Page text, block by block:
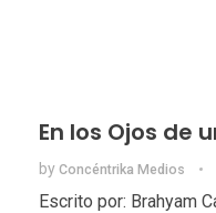
En los Ojos de
by Concéntrika Medios
Escrito por: Brahyam